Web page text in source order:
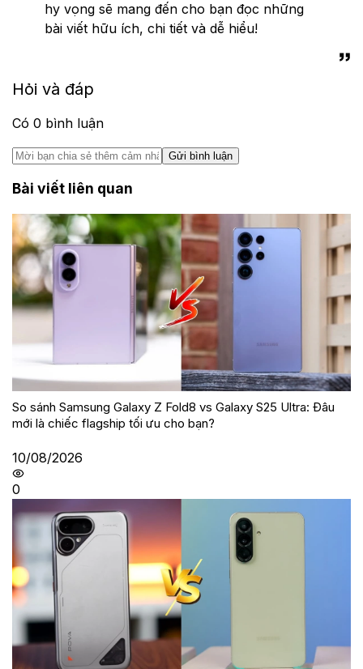
hy vọng sẽ mang đến cho bạn đọc những
bài viết hữu ích, chi tiết và dễ hiểu!
Hỏi và đáp
Có 0 bình luận
Gửi bình luận
Bài viết liên quan
So sánh Samsung Galaxy Z Fold8 vs Galaxy S25 Ultra: Đâu
mới là chiếc flagship tối ưu cho bạn?
10/08/2026
0